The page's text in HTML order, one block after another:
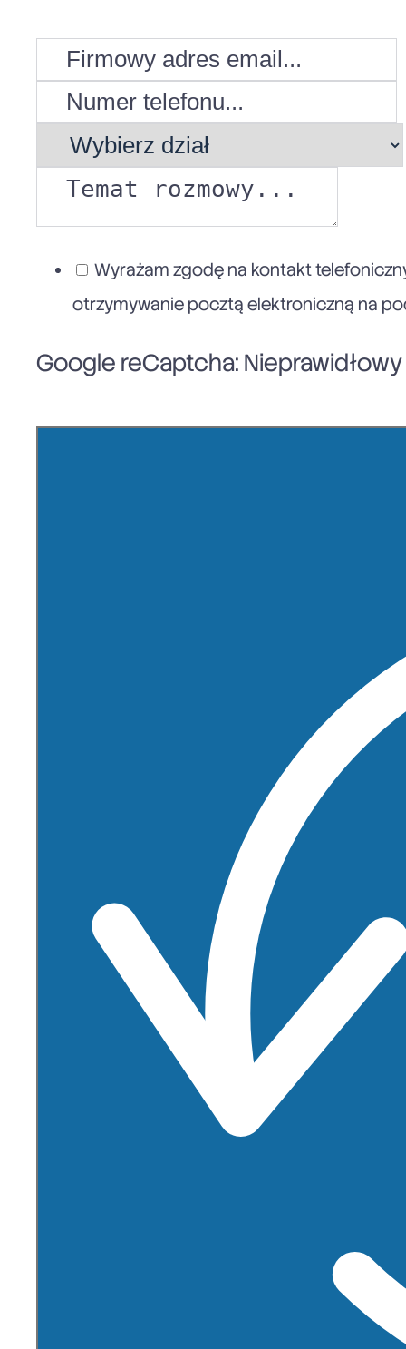
Wyrażam zgodę na kontakt
otrzymywanie pocztą elektroniczną na
Google reCaptcha: